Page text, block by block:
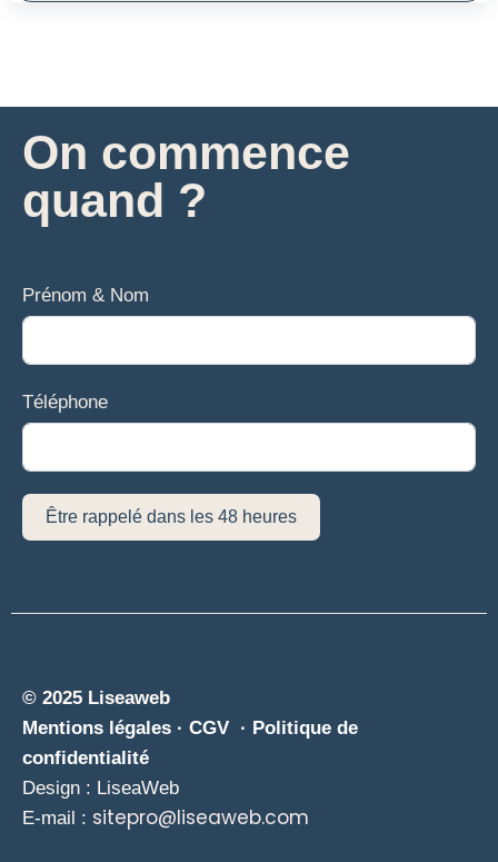
On commence
quand ?
Prénom & Nom
Téléphone
Être rappelé dans les 48 heures
© 2025 Liseaweb
Mentions légales · CGV · Politique de
confidentialité
Design : LiseaWeb
E-mail : sitepro@liseaweb.com